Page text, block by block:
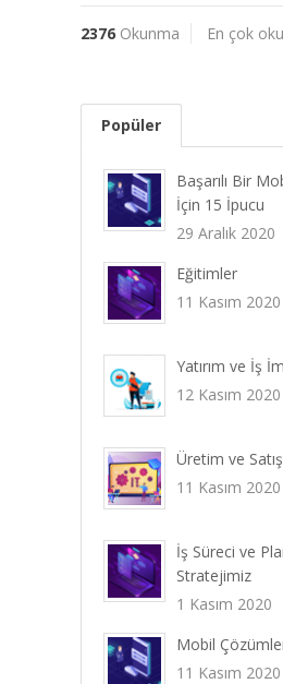
2376 Okunma En çok
Popüler
Başarılı Bir
İçin 15 İpucu
29 Aralık 2020
Eğitimler
11 Kasım 2020
Yatırım ve İş
12 Kasım 2020
Üretim ve
11 Kasım 2020
İş Süreci ve
Stratejimiz
1 Kasım 2020
Mobil
11 Kasım 2020